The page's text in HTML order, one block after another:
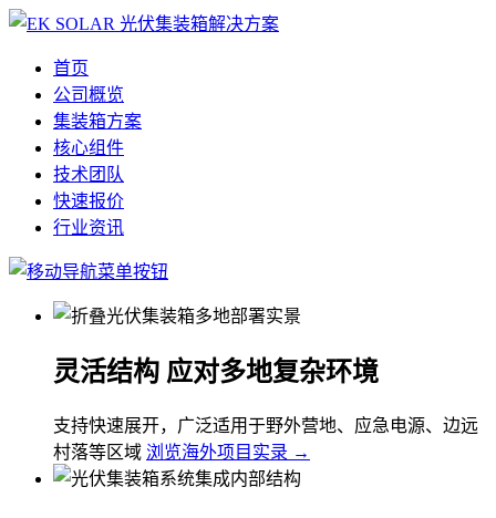
首页
公司概览
集装箱方案
核心组件
技术团队
快速报价
行业资讯
灵活结构 应对多地复杂环境
支持快速展开，广泛适用于野外营地、应急电源、边远
村落等区域 浏览海外项目实录 →